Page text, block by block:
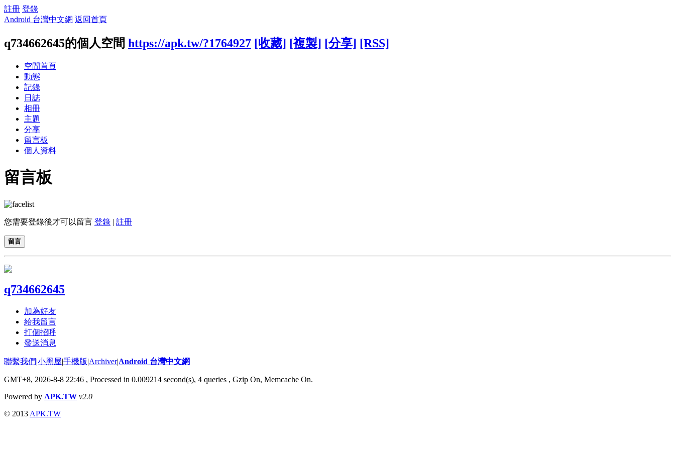
註冊 登錄
Android 台灣中文網 返回首頁
q734662645的個人空間 https://apk.tw/?1764927 [收藏] [複製] [分享] [RSS]
空間首頁
動態
記錄
日誌
相冊
主題
分享
留言板
個人資料
留言板
您需要登錄後才可以留言 登錄 | 註冊
留言
q734662645
加為好友
給我留言
打個招呼
發送消息
聯繫我們|小黑屋|手機版|Archiver|Android 台灣中文網
GMT+8, 2026-8-8 22:46 , Processed in 0.009214 second(s), 4 queries , Gzip On, Memcache On.
Powered by APK.TW v2.0
© 2013 APK.TW